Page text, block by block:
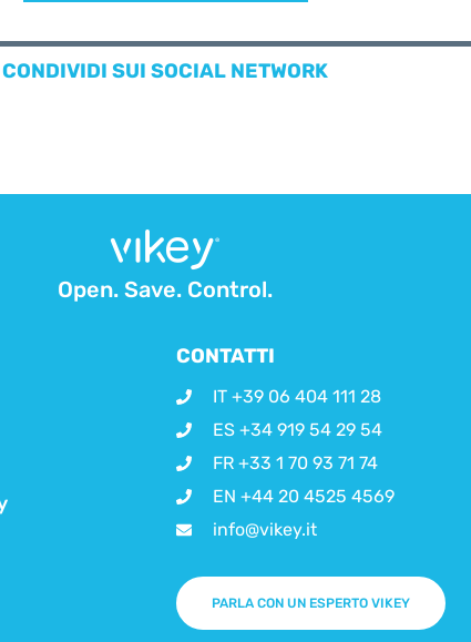
CONDIVIDI SUI SOCIAL NETWORK
Open. Save. Control.
CONTATTI
IT +39 06 404 111 28
ES +34 919 54 29 54
FR +33 1 70 93 71 74
EN +44 20 4525 4569
info@vikey.it
PARLA CON UN ESPERTO VIKEY